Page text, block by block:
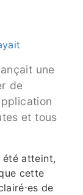
une
de
et tous
été atteint,
cette
de